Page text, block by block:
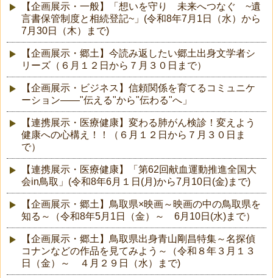
【企画展示・一般】「想いを守り 未来へつなぐ ~遺
言書保管制度と相続登記~」(令和8年7月1日（水）から
7月30日（木）まで)
【企画展示・郷土】今読み返したい郷土出身文学者シ
リーズ（６月１２日から７月３０日まで）
【企画展示・ビジネス】信頼関係を育てるコミュニケ
ーション――"伝える"から"伝わる"へ」
【連携展示・医療健康】変わる肺がん検診！変えよう
健康への心構え！！（６月１２日から７月３０日ま
で）
【連携展示・医療健康】「第62回献血運動推進全国大
会in鳥取」(令和8年6月１日(月)から7月10日(金)まで)
【企画展示・郷土】鳥取県×映画～映画の中の鳥取県を
知る～（令和8年5月1日（金）～ 6月10日(水)まで）
【企画展示・郷土】鳥取県出身青山剛昌特集～名探偵
コナンなどの作品を見てみよう～（令和８年３月１３
日（金）～ ４月２９日（水）まで)